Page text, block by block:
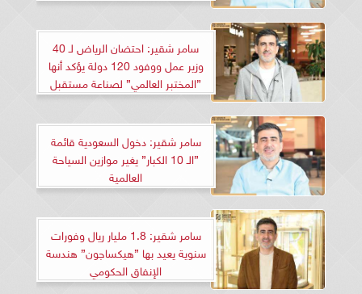
سامر شقير: احتضان الرياض لـ 40
وزير عمل ووفود 120 دولة يؤكد أنها
”المختبر العالمي” لصناعة مستقبل
الوظائف
سامر شقير: دخول السعودية قائمة
”الـ 10 الكبار” يغير موازين السياحة
العالمية
سامر شقير: 1.8 مليار ريال وفورات
سنوية يعيد بها ”هيكساجون” هندسة
الإنفاق الحكومي